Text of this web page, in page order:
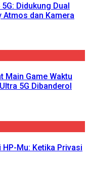
Didukung Dual
Atmos dan Kamera
Main Game Waktu
5G Dibanderol
Mu: Ketika Privasi